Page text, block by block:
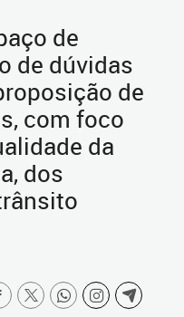
de
de dúvidas
de
com foco
da
dos